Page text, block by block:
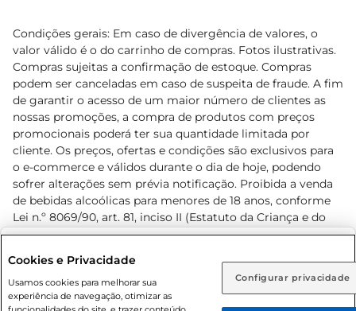
Rio de Janeiro (RJ) Goiás (GO)
Ou
Condições gerais: Em caso de divergência de valores, o
valor válido é o do carrinho de compras. Fotos ilustrativas.
Compras sujeitas a confirmação de estoque. Compras
podem ser canceladas em caso de suspeita de fraude. A fim
de garantir o acesso de um maior número de clientes as
nossas promoções, a compra de produtos com preços
promocionais poderá ter sua quantidade limitada por
cliente. Os preços, ofertas e condições são exclusivos para
o e-commerce e válidos durante o dia de hoje, podendo
sofrer alterações sem prévia notificação. Proibida a venda
de bebidas alcoólicas para menores de 18 anos, conforme
Lei n.º 8069/90, art. 81, inciso II (Estatuto da Criança e do
Adolescente). Preços e condições exclusivos para o
prévio. O valor mínimo para as compras on-line é de R$
80,00.
Cookies e Privacidade
Usamos cookies para melhorar sua
experiência de navegação, otimizar as
Configurar privacidade